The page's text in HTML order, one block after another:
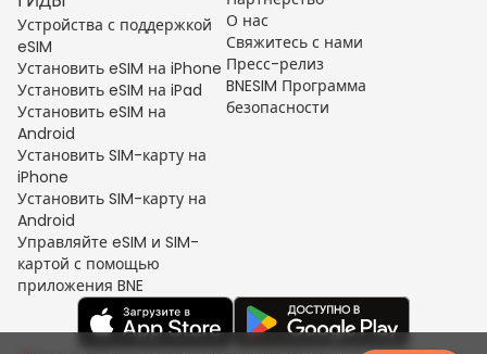
Устройства с поддержкой
eSIM
Установить eSIM на iPhone
Установить eSIM на iPad
Установить eSIM на
Android
Установить SIM-карту на
iPhone
Установить SIM-карту на
Android
Управляйте eSIM и SIM-
картой с помощью
приложения BNE
О нас
Свяжитесь с нами
Пресс-релиз
BNESIM Программа
безопасности